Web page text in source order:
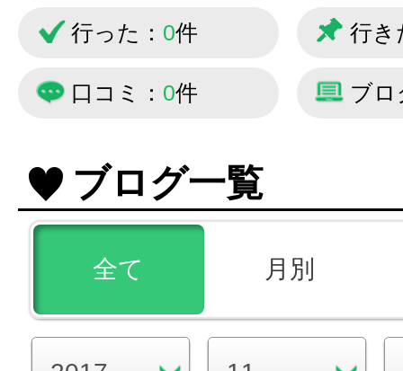
行った： 0件 行き
口コミ： 0件 ブロ
ブログ一覧
全て 月別